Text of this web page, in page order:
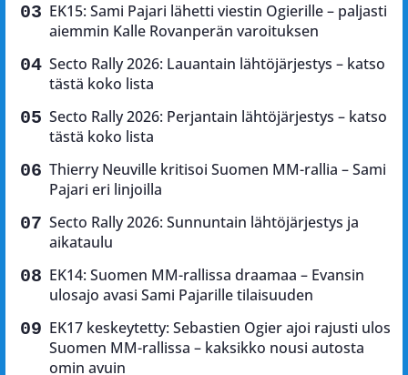
EK15: Sami Pajari lähetti viestin Ogierille – paljasti
aiemmin Kalle Rovanperän varoituksen
Secto Rally 2026: Lauantain lähtöjärjestys – katso
tästä koko lista
Secto Rally 2026: Perjantain lähtöjärjestys – katso
tästä koko lista
Thierry Neuville kritisoi Suomen MM-rallia – Sami
Pajari eri linjoilla
Secto Rally 2026: Sunnuntain lähtöjärjestys ja
aikataulu
EK14: Suomen MM-rallissa draamaa – Evansin
ulosajo avasi Sami Pajarille tilaisuuden
EK17 keskeytetty: Sebastien Ogier ajoi rajusti ulos
Suomen MM-rallissa – kaksikko nousi autosta
omin avuin